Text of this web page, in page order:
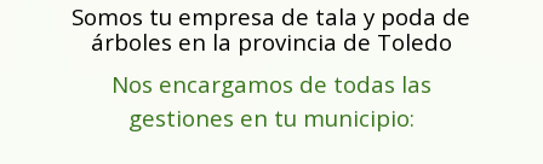
Somos tu empresa de tala y poda de
árboles en la provincia de Toledo
Nos encargamos de todas las
gestiones en tu municipio: